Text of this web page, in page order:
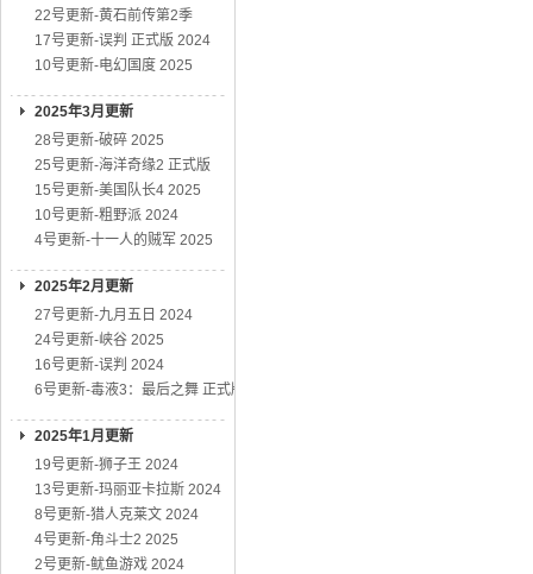
22号更新-黄石前传第2季
17号更新-误判 正式版 2024
10号更新-电幻国度 2025
2025年3月更新
28号更新-破碎 2025
25号更新-海洋奇缘2 正式版
15号更新-美国队长4 2025
10号更新-粗野派 2024
4号更新-十一人的贼军 2025
2025年2月更新
27号更新-九月五日 2024
24号更新-峡谷 2025
16号更新-误判 2024
6号更新-毒液3：最后之舞 正式版
2025年1月更新
19号更新-狮子王 2024
13号更新-玛丽亚卡拉斯 2024
8号更新-猎人克莱文 2024
4号更新-角斗士2 2025
2号更新-鱿鱼游戏 2024